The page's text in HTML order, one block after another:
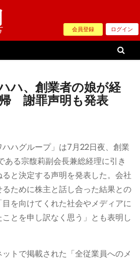
会員登録 ログイン
ハ、創業者の娘が経
謝罪声明も発表
ハグループ」は7月22日夜、創業
ある宗馥莉副会長兼総経理に引き
と決定する声明を発表した。会社
ために株主と話し合った結果との
を向けてくれた社会やメディアに
とを申し訳なく思う」とも表明し
トで掲載された「全従業員へのメ